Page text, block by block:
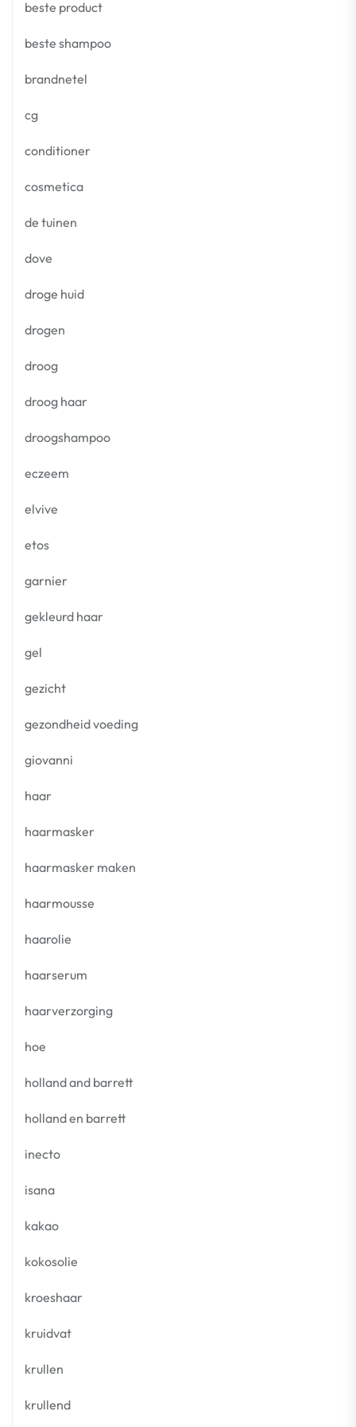
beste product
beste shampoo
brandnetel
cg
conditioner
cosmetica
de tuinen
dove
droge huid
drogen
droog
droog haar
droogshampoo
eczeem
elvive
etos
garnier
gekleurd haar
gel
gezicht
gezondheid voeding
giovanni
haar
haarmasker
haarmasker maken
haarmousse
haarolie
haarserum
haarverzorging
hoe
holland and barrett
holland en barrett
inecto
isana
kakao
kokosolie
kroeshaar
kruidvat
krullen
krullend